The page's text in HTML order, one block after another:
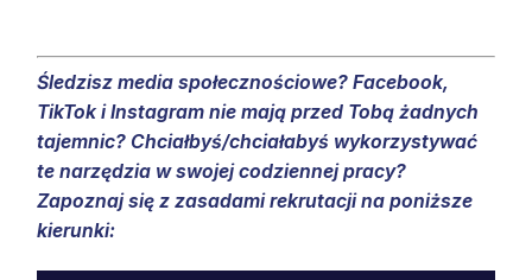
Śledzisz media społecznościowe? Facebook,
TikTok i Instagram nie mają przed Tobą żadnych
tajemnic? Chciałbyś/chciałabyś wykorzystywać
te narzędzia w swojej codziennej pracy?
Zapoznaj się z zasadami rekrutacji na poniższe
kierunki: